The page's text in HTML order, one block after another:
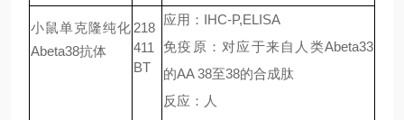
小鼠单克隆纯化
Abeta38抗体
218
411
BT
应用： IHC-P,ELISA
免疫原：对应于来自人类Abeta33
的AA 38至38的合成肽
反应：人